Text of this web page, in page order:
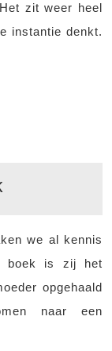
zit weer heel
instantie denkt.
we al kennis
boek is zij het
opgehaald
naar een